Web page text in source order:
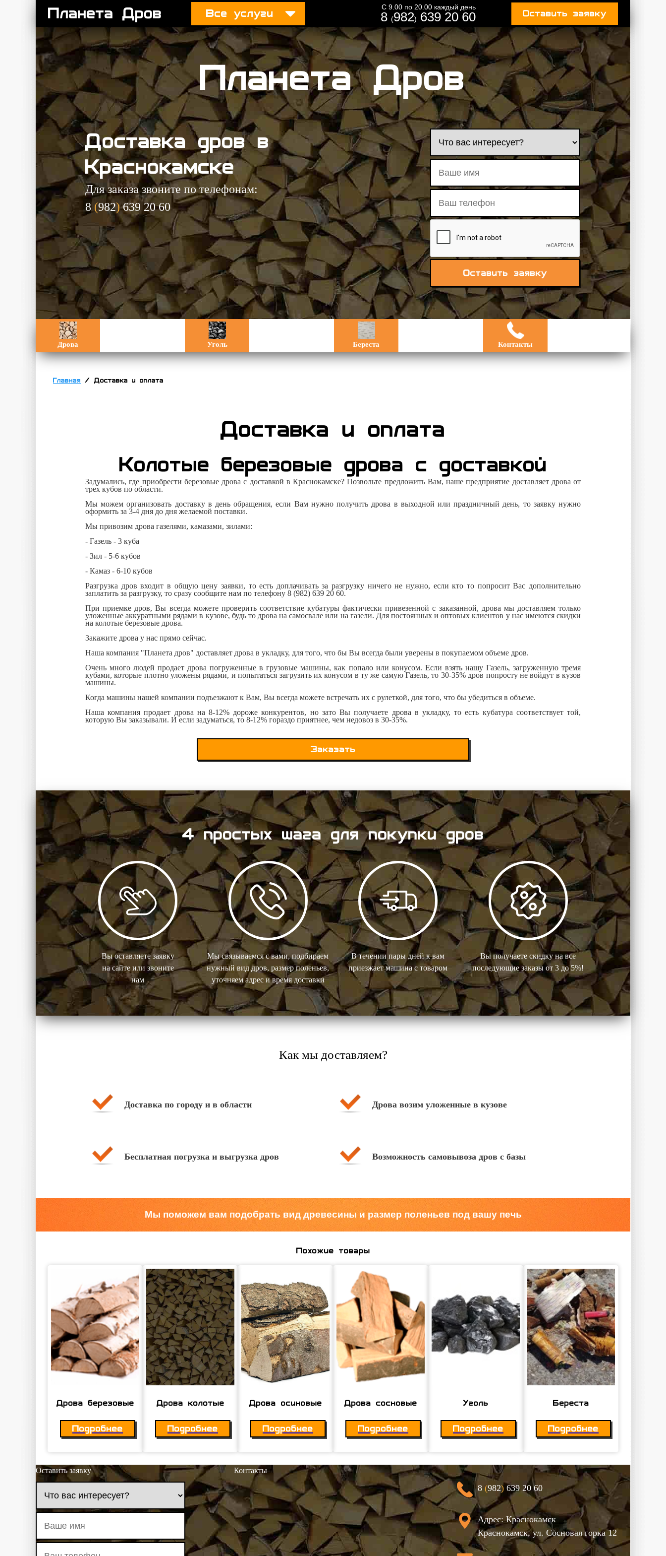
Планета Дров Все услуги С 9.00 по 20.00 каждый день
8 (982) 639 20 60 Оставить заявку
Планета Дров
Доставка дров в
Краснокамскe
Для заказа звоните по телефонам:
8 (982)639 20 60
Оставить заявку
Дрова Уголь Береста Контакты
Главная / Доставка и оплата
Доставка и оплата
Колотые березовые дрова с доставкой
Задумались, где приобрести березовые дрова с доставкой в Краснокамскe? Позвольте предложить Вам, наше предприятие доставляет дрова от
трех кубов по области.
Мы можем организовать доставку в день обращения, если Вам нужно получить дрова в выходной или праздничный день, то заявку нужно
оформить за 3-4 дня до дня желаемой поставки.
Мы привозим дрова газелями, камазами, зилами:
- Газель - 3 куба
- Зил - 5-6 кубов
- Камаз - 6-10 кубов
Разгрузка дров входит в общую цену заявки, то есть доплачивать за разгрузку ничего не нужно, если кто то попросит Вас дополнительно
заплатить за разгрузку, то сразу сообщите нам по телефону 8 (982) 639 20 60.
При приемке дров, Вы всегда можете проверить соответствие кубатуры фактически привезенной с заказанной, дрова мы доставляем только
уложенные аккуратными рядами в кузове, будь то дрова на самосвале или на газели. Для постоянных и оптовых клиентов у нас имеются скидки
на колотые березовые дрова.
Закажите дрова у нас прямо сейчас.
Наша компания "Планета дров" доставляет дрова в укладку, для того, что бы Вы всегда были уверены в покупаемом объеме дров.
Очень много людей продает дрова погруженные в грузовые машины, как попало или конусом. Если взять нашу Газель, загруженную тремя
кубами, которые плотно уложены рядами, и попытаться загрузить их конусом в ту же самую Газель, то 30-35% дров попросту не войдут в кузов
машины.
Когда машины нашей компании подъезжают к Вам, Вы всегда можете встречать их с рулеткой, для того, что бы убедиться в объеме.
Наша компания продает дрова на 8-12% дороже конкурентов, но зато Вы получаете дрова в укладку, то есть кубатура соответствует той,
которую Вы заказывали. И если задуматься, то 8-12% гораздо приятнее, чем недовоз в 30-35%.
Заказать
4 простых шага для покупки дров
Вы оставляете заявку
на сайте или звоните
нам
Мы связываемся с вами, подбираем
нужный вид дров, размер поленьев,
уточняем адрес и время доставки
В течении пары дней к вам
приезжает машина с товаром
Вы получаете скидку на все
последующие заказы от 3 до 5%!
Как мы доставляем?
Доставка по городу и в области Дрова возим уложенные в кузове
Бесплатная погрузка и выгрузка дров Возможность самовывоза дров с базы
Мы поможем вам подобрать вид древесины и размер поленьев под вашу печь
Похожие товары
Дрова березовые
Подробнее
Дрова колотые
Подробнее
Дрова осиновые
Подробнее
Дрова сосновые
Подробнее
Уголь
Подробнее
Береста
Подробнее
Оставить заявку Контакты
8 (982) 639 20 60
Адрес: Краснокамск
Краснокамск, ул. Сосновая горка 12